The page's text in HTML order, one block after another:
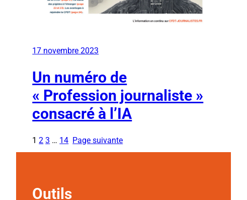
17 novembre 2023
Un numéro de
« Profession journaliste »
consacré à l’IA
1 2 3 … 14 Page suivante
Outils